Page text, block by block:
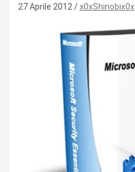
27 Aprile 2012 x0xShinobix0x